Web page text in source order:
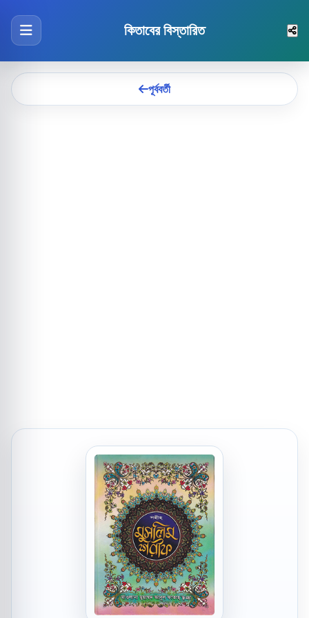
কিতাবের বিস্তারিত
পূর্ববর্তী